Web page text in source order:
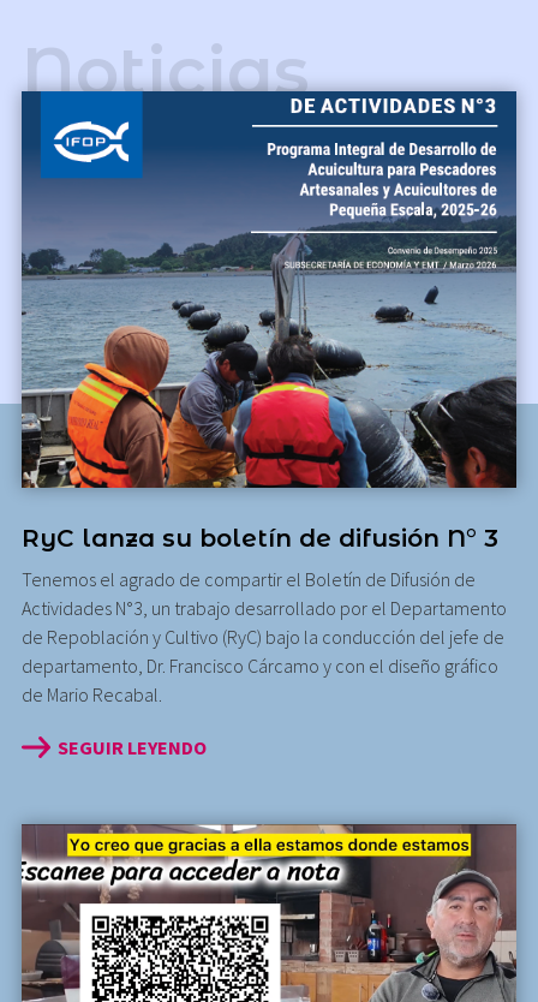
Noticias
RyC lanza su boletín de difusión N° 3
Tenemos el agrado de compartir el Boletín de Difusión de
Actividades N°3, un trabajo desarrollado por el Departamento
de Repoblación y Cultivo (RyC) bajo la conducción del jefe de
departamento, Dr. Francisco Cárcamo y con el diseño gráfico
de Mario Recabal.
SEGUIR LEYENDO